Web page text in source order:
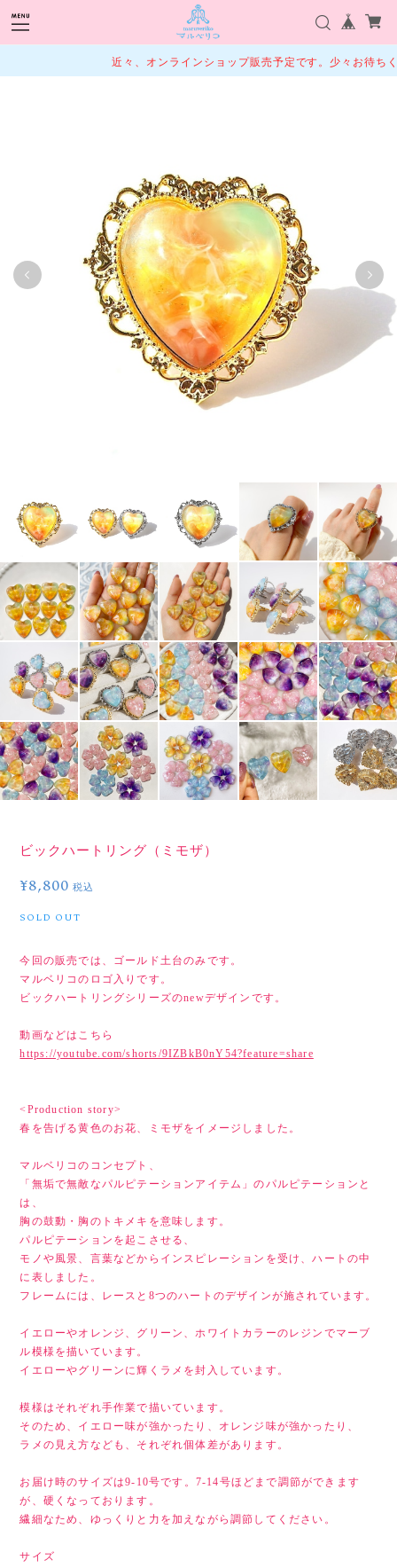
近々、オンラインショップ販売予定です。少々お待ちく
ビックハートリング（ミモザ）
¥8,800 税込
SOLD OUT
今回の販売では、ゴールド土台のみです。
マルベリコのロゴ入りです。
ビックハートリングシリーズのnewデザインです。
動画などはこちら
https://youtube.com/shorts/9IZBkB0nY54?feature=share
<Production story>
春を告げる黄色のお花、ミモザをイメージしました。
マルベリコのコンセプト、
「無垢で無敵なパルピテーションアイテム」のパルピテーションと
は、
胸の鼓動・胸のトキメキを意味します。
パルピテーションを起こさせる、
モノや風景、言葉などからインスピレーションを受け、ハートの中
に表しました。
フレームには、レースと8つのハートのデザインが施されています。
イエローやオレンジ、グリーン、ホワイトカラーのレジンでマーブ
ル模様を描いています。
イエローやグリーンに輝くラメを封入しています。
模様はそれぞれ手作業で描いています。
そのため、イエロー味が強かったり、オレンジ味が強かったり、
ラメの見え方なども、それぞれ個体差があります。
お届け時のサイズは9-10号です。7-14号ほどまで調節ができます
が、硬くなっております。
繊細なため、ゆっくりと力を加えながら調節してください。
サイズ